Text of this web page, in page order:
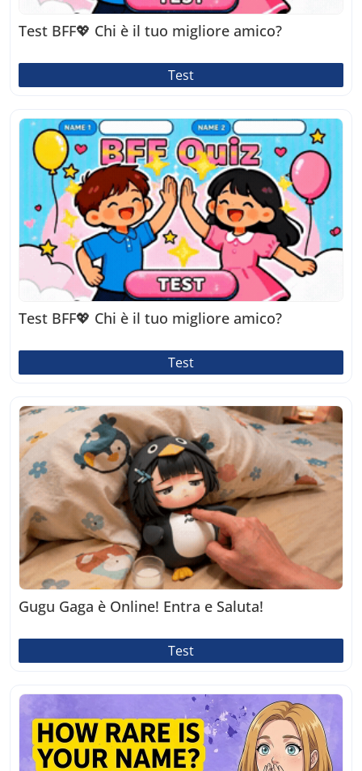
Test BFF💖 Chi è il tuo migliore amico?
Test
Test BFF💖 Chi è il tuo migliore amico?
Test
Gugu Gaga è Online! Entra e Saluta!
Test